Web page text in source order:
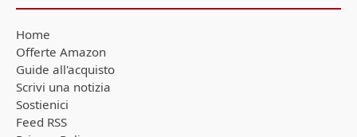
Home
Offerte Amazon
Guide all'acquisto
Scrivi una notizia
Sostienici
Feed RSS